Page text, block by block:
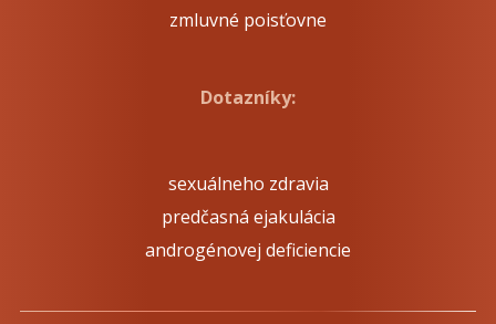
zmluvné poisťovne
Dotazníky:
sexuálneho zdravia
predčasná ejakulácia
androgénovej deficiencie